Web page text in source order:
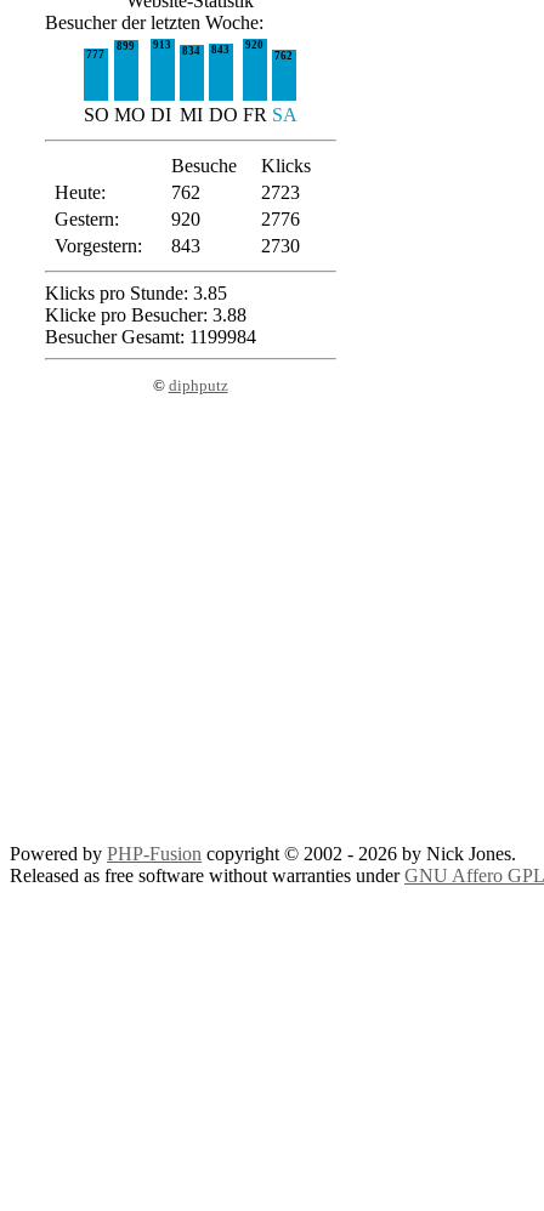
Besucher der letzten Woche:
777
899 913 834 843
920
762
SO MO DI MI DO FR SA
Besuche
Klicks
Heute:
762
2723
Gestern:
920
2776
Vorgestern:
843 2730
Klicks pro Stunde: 3.85
Klicke pro Besucher: 3.88
Besucher Gesamt: 1199984
© diphputz
Powered by PHP-Fusion copyright © 2002 - 2026 by Nick Jones.
Released as free software without warranties underGNU Affero GPL